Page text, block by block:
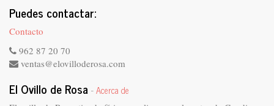
Puedes contactar:
Contacto
962 87 20 70
ventas@elovilloderosa.com
El Ovillo de Rosa -Acerca de